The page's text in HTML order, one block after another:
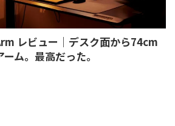
レビュー｜デスク面から74cm
ム。最高だった。